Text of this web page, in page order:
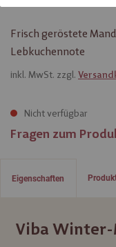
Frisch geröstete
Lebkuchennote
inkl. MwSt. zzgl.
Nicht verfügbar
Fragen zum
Eigenschaften
Viba Winter-